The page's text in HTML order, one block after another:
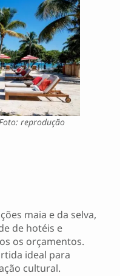
reprodução
maia e da selva,
de hotéis e
os orçamentos.
ideal para
cultural.